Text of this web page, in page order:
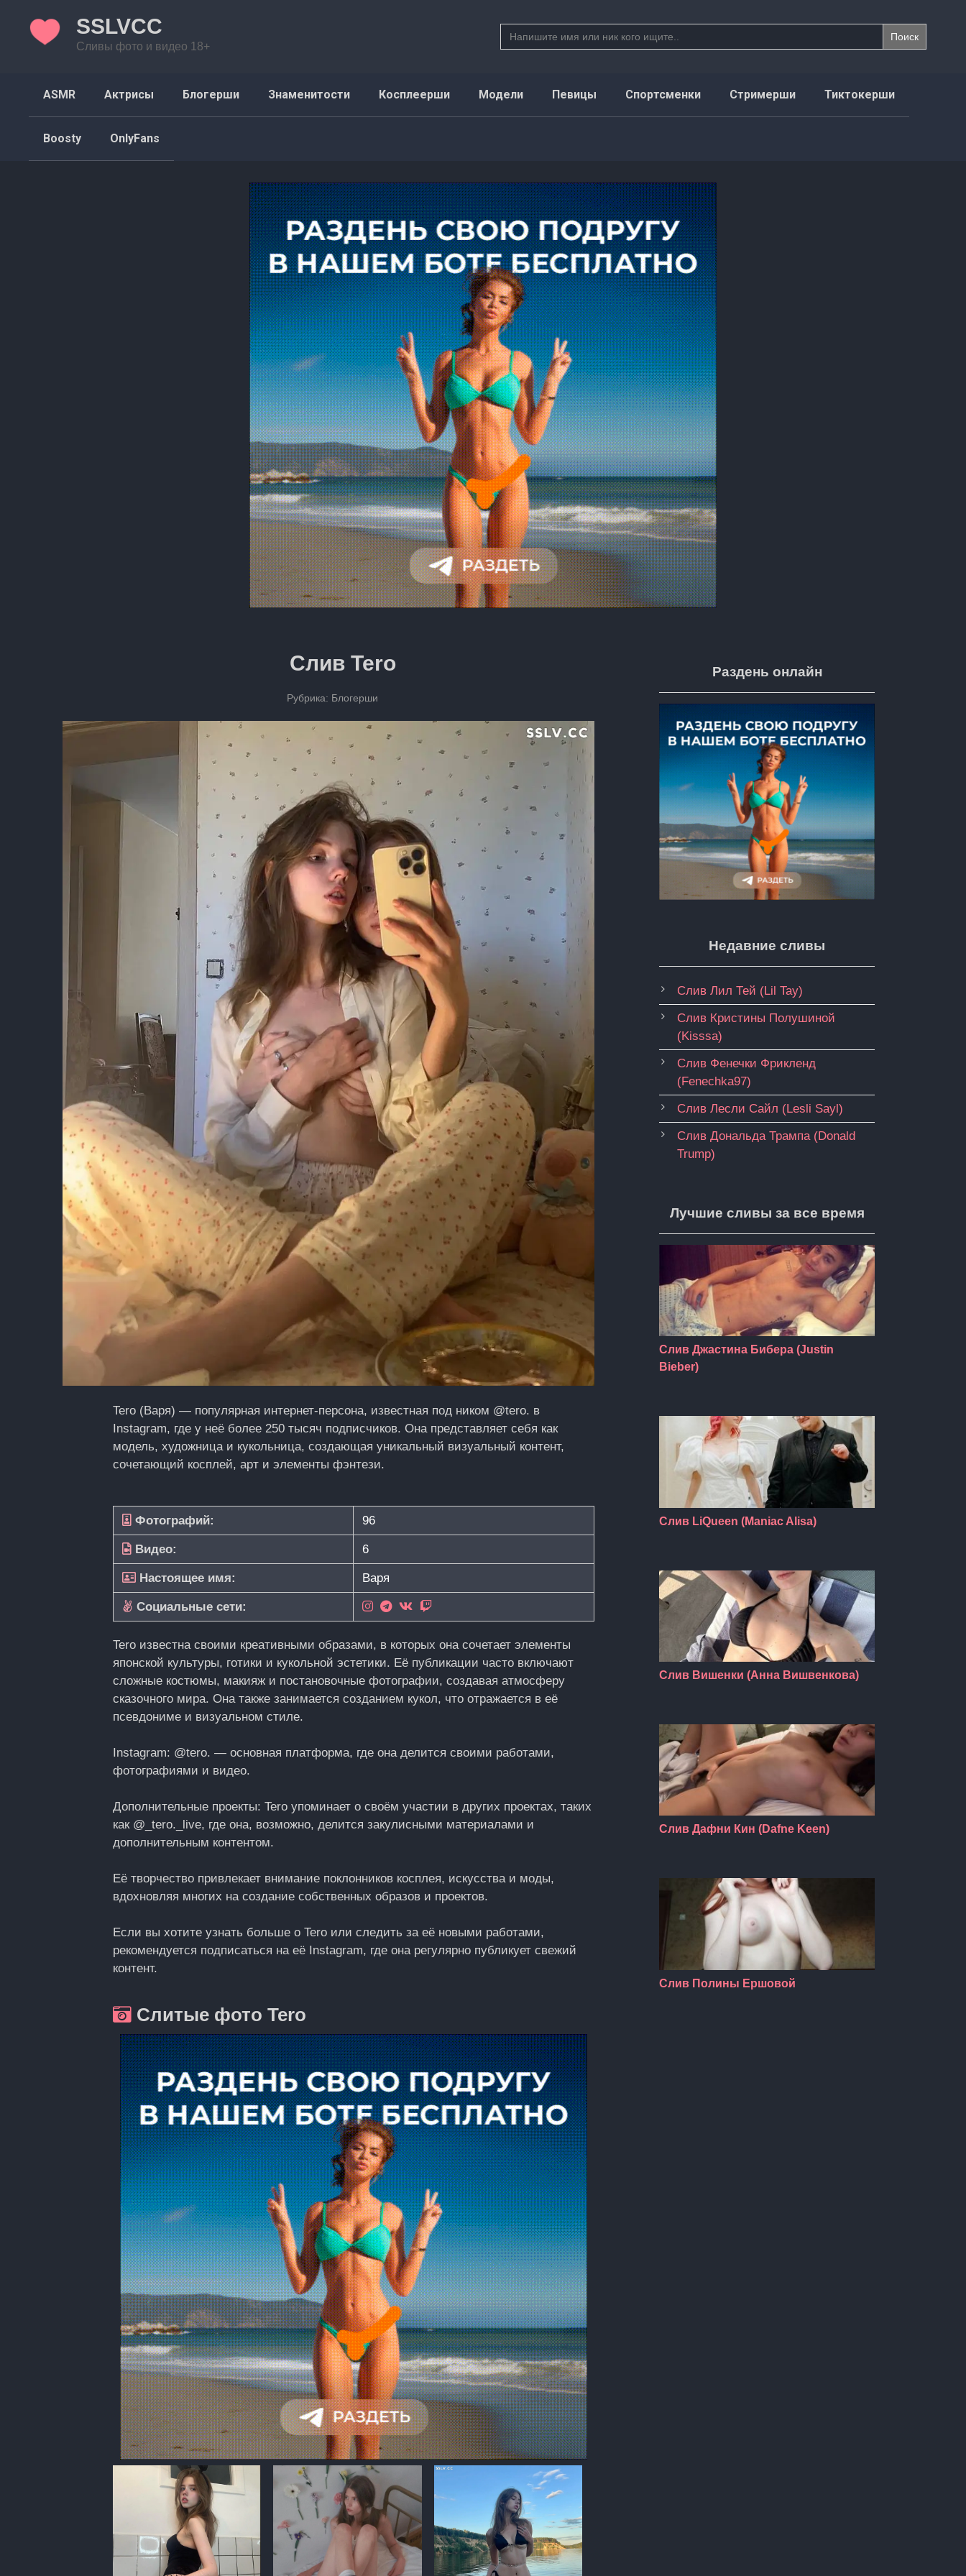
контенту
SSLVCC
Сливы фото и видео 18+
Search
for:
ASMR Актрисы Блогерши Знаменитости Косплеерши Модели Певицы Спортсменки Стримерши Тиктокерши
Boosty OnlyFans
Слив Tero
Рубрика: Блогерши
Tero (Варя) — популярная интернет-персона, известная под ником @tero. в
Instagram, где у неё более 250 тысяч подписчиков. Она представляет себя как
модель, художница и кукольница, создающая уникальный визуальный контент,
сочетающий косплей, арт и элементы фэнтези.​
Фотографий: 96
Видео: 6
Настоящее имя: Варя
Социальные сети:
Tero известна своими креативными образами, в которых она сочетает элементы
японской культуры, готики и кукольной эстетики. Её публикации часто включают
сложные костюмы, макияж и постановочные фотографии, создавая атмосферу
сказочного мира. Она также занимается созданием кукол, что отражается в её
псевдониме и визуальном стиле.​
Instagram: @tero. — основная платформа, где она делится своими работами,
фотографиями и видео.
Дополнительные проекты: Tero упоминает о своём участии в других проектах, таких
как @_tero._live, где она, возможно, делится закулисными материалами и
дополнительным контентом.​
Её творчество привлекает внимание поклонников косплея, искусства и моды,
вдохновляя многих на создание собственных образов и проектов.​
Если вы хотите узнать больше о Tero или следить за её новыми работами,
рекомендуется подписаться на её Instagram, где она регулярно публикует свежий
контент.
Слитые фото Tero
Раздень онлайн
Недавние сливы
Слив Лил Тей (Lil Tay)
Слив Кристины Полушиной
(Kisssa)
Слив Фенечки Фрикленд
(Fenechka97)
Слив Лесли Сайл (Lesli Sayl)
Слив Дональда Трампа (Donald
Trump)
Лучшие сливы за все время
Слив Джастина Бибера (Justin
Bieber)
Слив LiQueen (Maniac Alisa)
Слив Вишенки (Анна Вишвенкова)
Слив Дафни Кин (Dafne Keen)
Слив Полины Ершовой